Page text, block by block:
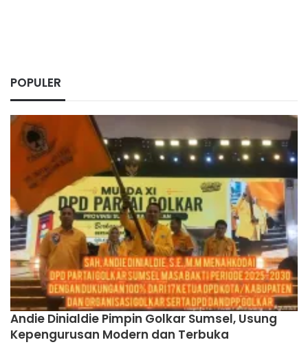
POPULER
Andie Dinialdie Pimpin Golkar Sumsel, Usung
Kepengurusan Modern dan Terbuka